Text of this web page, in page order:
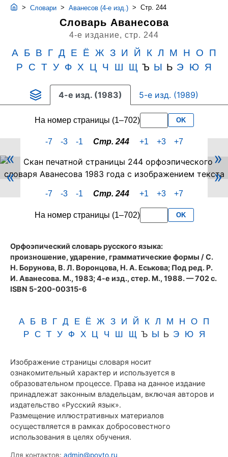
> Словари > Аванесов (4-е изд.) > Стр. 244
Словарь Аванесова
4-е издание, стр. 244
А Б В Г Д Е Ё Ж З И Й К Л М Н О
П
Р
С Т У Ф Х Ц Ч Ш Щ Ъ Ы Ь Э Ю Я
4-е изд. (1983) 5-е изд. (1989)
На номер страницы (1–702) OK
-7 -3 -1 Стр. 244 +1 +3 +7
Скан
PDF-
страницы
244
Аванесова
«
»
«
»
-7 -3 -1 Стр. 244 +1 +3 +7
На номер страницы (1–702) OK
Орфоэпический словарь русского языка:
произношение, ударение, грамматические формы / С.
Н. Борунова, В. Л. Воронцова, Н. А. Еськова; Под ред. Р.
И. Аванесова. М., 1983; 4-е изд., стер. М., 1988. — 702 с.
ISBN 5-200-00315-6
А Б В Г Д Е Ё Ж З И Й К Л М Н О П
Р С Т У Ф Х Ц Ч Ш Щ Ъ Ы Ь Э Ю Я
Изображение страницы словаря носит
ознакомительный характер и используется в
образовательном процессе. Права на данное издание
принадлежат законным владельцам, включая авторов и
издательство «Русский язык».
Размещение иллюстративных материалов
осуществляется в рамках добросовестного
использования в целях обучения.
Для контактов: admin@povto.ru